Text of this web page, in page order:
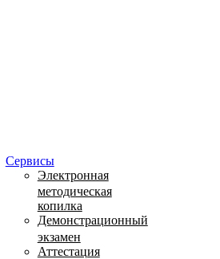
Сервисы
Электронная
методическая
копилка
Демонстрационный
экзамен
Аттестация